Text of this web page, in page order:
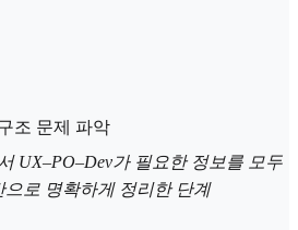
조 문제 파악
UX–PO–Dev가 필요한 정보를 모두
으로 명확하게 정리한 단계